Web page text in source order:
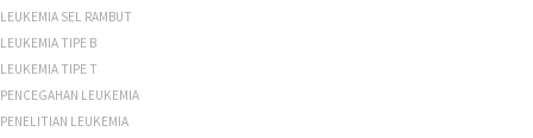
LEUKEMIA SEL RAMBUT
LEUKEMIA TIPE B
LEUKEMIA TIPE T
PENCEGAHAN LEUKEMIA
PENELITIAN LEUKEMIA